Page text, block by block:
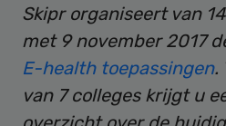
Skipr organiseert van
met 9 november 2017
E-health toepassingen.
van 7 colleges krijgt u